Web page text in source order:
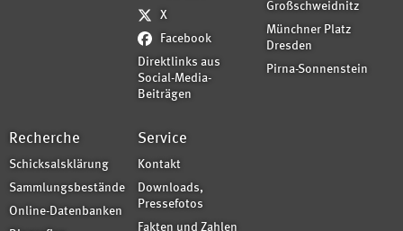
X
Facebook
Direktlinks aus
Social-Media-
Beiträgen
Großschweidnitz
Münchner Platz
Dresden
Pirna-Sonnenstein
Recherche
Schicksalsklärung
Sammlungsbestände
Online-Datenbanken
Service
Kontakt
Downloads,
Pressefotos
Fakten und Zahlen